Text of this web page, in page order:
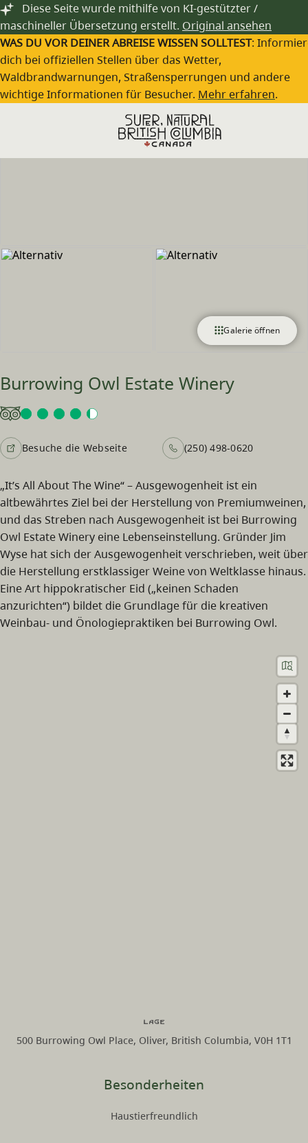
Zum Hauptinhalt springen
Diese Seite wurde mithilfe von KI-gestützter /
maschineller Übersetzung erstellt. Original ansehen
WAS DU VOR DEINER ABREISE WISSEN SOLLTEST:
dich bei offiziellen Stellen über das Wetter,
Waldbrandwarnungen, Straßensperrungen und andere
wichtige Informationen für Besucher. Mehr erfahren.
Galerie öffnen
Burrowing Owl Estate Winery
Besuche die Webseite (250) 498-0620
„It’s All About The Wine“ – Ausgewogenheit ist ein
altbewährtes Ziel bei der Herstellung von Premiumweinen,
und das Streben nach Ausgewogenheit ist bei Burrowing
Owl Estate Winery eine Lebenseinstellung. Gründer Jim
Wyse hat sich der Ausgewogenheit verschrieben, weit über
die Herstellung erstklassiger Weine von Weltklasse hinaus.
Eine Art hippokratischer Eid („keinen Schaden
anzurichten“) bildet die Grundlage für die kreativen
Weinbau- und Önologiepraktiken bei Burrowing Owl.
Besonderheiten
Haustierfreundlich
Lage
500 Burrowing Owl Place, Oliver, British Columbia, V0H 1T1